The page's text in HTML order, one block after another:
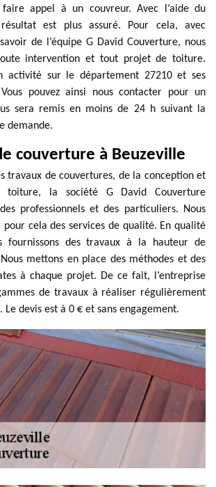
appel à un couvreur. Avec l’aide du
est plus assuré. Pour cela, avec
de l’équipe G David Couverture, nous
intervention et tout projet de toiture.
activité sur le département 27210 et ses
pouvez ainsi nous contacter pour un
sera remis en moins de 24 h suivant la
demande.
couverture à Beuzeville
travaux de couvertures, de la conception et
toiture, la société G David Couverture
professionnels et des particuliers. Nous
pour cela des services de qualité. En qualité
fournissons des travaux à la hauteur de
mettons en place des méthodes et des
à chaque projet. De ce fait, l’entreprise
de travaux à réaliser régulièrement
devis est à 0 € et sans engagement.